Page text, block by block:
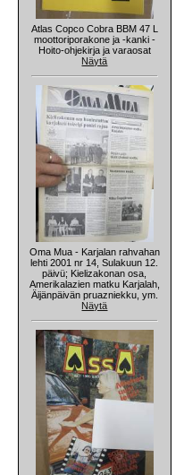
Atlas Copco Cobra BBM 47 L
moottoriporakone ja -kanki -
Hoito-ohjekirja ja varaosat
Näytä
Oma Mua - Karjalan rahvahan
lehti 2001 nr 14, Sulakuun 12.
päivü; Kielizakonan osa,
Amerikalazien matku Karjalah,
Äijänpäivän pruazniekku, ym.
Näytä